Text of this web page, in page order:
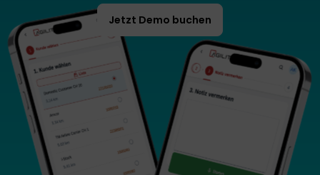
Jetzt Demo buchen